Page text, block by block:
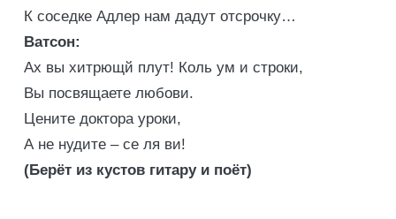
К соседке Адлер нам дадут отсрочку…
Ватсон:
Ах вы хитрющй плут! Коль ум и строки,
Вы посвящаете любови.
Цените доктора уроки,
А не нудите – се ля ви!
(Берёт из кустов гитару и поёт)